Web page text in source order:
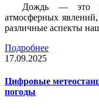
Дождь — это
атмосферных
различные аспекты
Подробнее
17.09.2025
Цифровые
погоды